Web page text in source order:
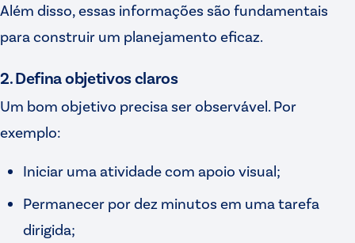
Além disso, essas informações são fundamentais
para construir um planejamento eficaz.
2. Defina objetivos claros
Um bom objetivo precisa ser observável. Por
exemplo:
Iniciar uma atividade com apoio visual;
Permanecer por dez minutos em uma tarefa
dirigida;